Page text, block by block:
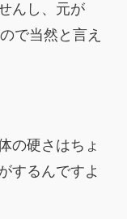
んし、元が
で当然と言え
の硬さはちょ
するんですよ